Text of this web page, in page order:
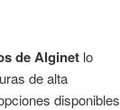
de Alginetlo
de alta
disponibles